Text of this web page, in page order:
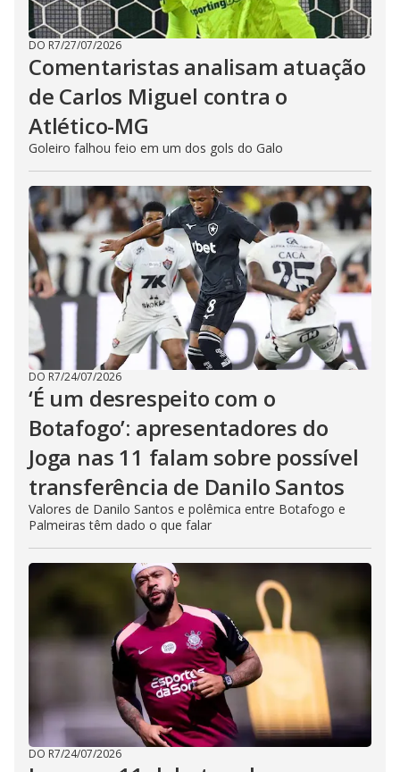
DO R7/27/07/2026
Comentaristas analisam atuação
de Carlos Miguel contra o
Atlético-MG
Goleiro falhou feio em um dos gols do Galo
DO R7/24/07/2026
‘É um desrespeito com o
Botafogo’: apresentadores do
Joga nas 11 falam sobre possível
transferência de Danilo Santos
Valores de Danilo Santos e polêmica entre Botafogo e
Palmeiras têm dado o que falar
DO R7/24/07/2026